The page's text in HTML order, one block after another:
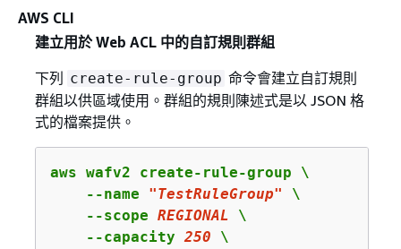
AWS CLI
建立用於 Web ACL 中的自訂規則群組
下列
create-rule-group 命令會建立自訂規則
群組以供區域使用。群組的規則陳述式是以 JSON 格
式的檔案提供。
aws wafv2 create-rule-group \
    --name
"TestRuleGroup" \
    --scope
REGIONAL \
    --capacity
250 \